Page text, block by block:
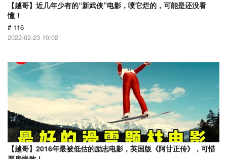
【越哥】近几年少有的“新武侠”电影，喷它烂的，可能是还没看
懂！
# 116
2022-02-23 10:02
【越哥】2016年最被低估的励志电影，英国版《阿甘正传》，可惜